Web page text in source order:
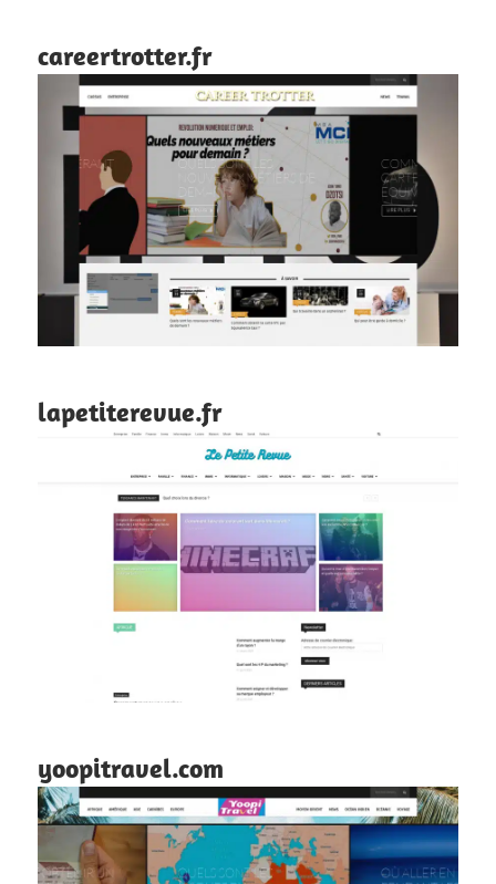
careertrotter.fr
lapetiterevue.fr
yoopitravel.com